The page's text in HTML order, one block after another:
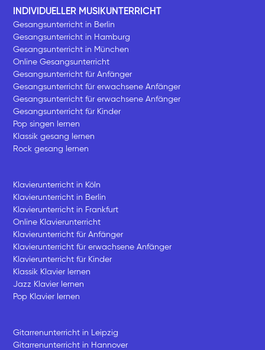
INDIVIDUELLER MUSIKUNTERRICHT
Gesangsunterricht in Berlin
Gesangsunterricht in Hamburg
Gesangsunterricht in München
Online Gesangsunterricht
Gesangsunterricht für Anfänger
Gesangsunterricht für erwachsene Anfänger
Gesangsunterricht für erwachsene Anfänger
Gesangsunterricht für Kinder
Pop singen lernen
Klassik gesang lernen
Rock gesang lernen
Klavierunterricht in Köln
Klavierunterricht in Berlin
Klavierunterricht in Frankfurt
Online Klavierunterricht
Klavierunterricht für Anfänger
Klavierunterricht für erwachsene Anfänger
Klavierunterricht für Kinder
Klassik Klavier lernen
Jazz Klavier lernen
Pop Klavier lernen
Gitarrenunterricht in Leipzig
Gitarrenunterricht in Hannover